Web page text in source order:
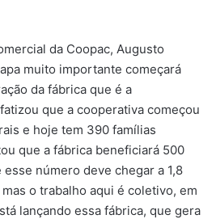
da Coopac, Augusto
muito importante começará
da fábrica que é a
que a cooperativa começou
e hoje tem 390 famílias
que a fábrica beneficiará 500
número deve chegar a 1,8
o trabalho aqui é coletivo, em
lançando essa fábrica, que gera